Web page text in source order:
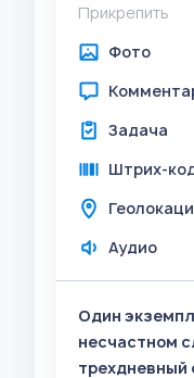
Прикрепить
Фото
Задача
Штрих-
Аудио
Один
несчастном
трехдневный